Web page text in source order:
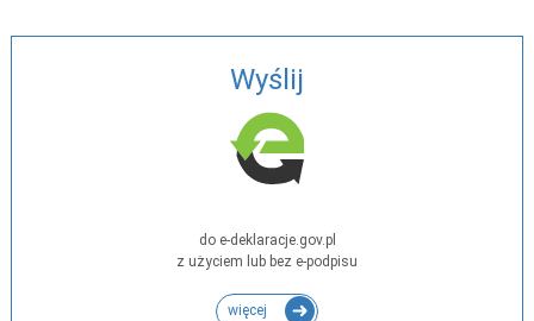
Wyślij
do e-deklaracje.gov.pl
z użyciem lub bez e-podpisu
więcej